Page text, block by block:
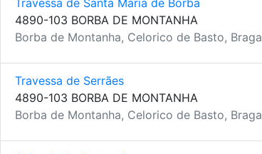
Travessa de Santa Maria de Borba
4890-103 BORBA DE MONTANHA
Borba de Montanha, Celorico de Basto, Braga
Travessa de Serrães
4890-103 BORBA DE MONTANHA
Borba de Montanha, Celorico de Basto, Braga